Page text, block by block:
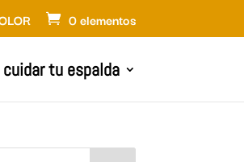
0 elementos
tu espalda